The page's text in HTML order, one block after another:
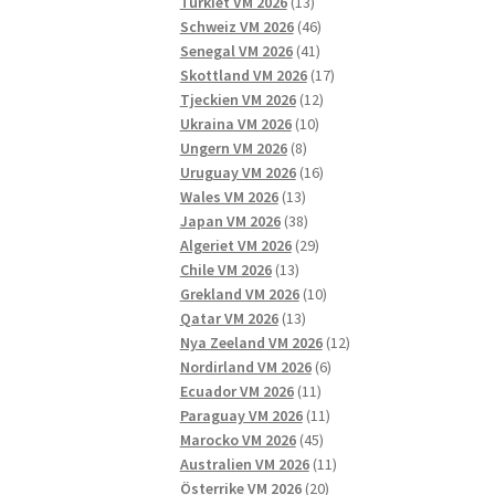
produkter
Schweiz VM 2026 4646
produkter
Senegal VM 2026 4141
produkter
Skottland VM 2026 1717
Tjeckien VM 2026 1212
produkter
Ukraina VM 2026 1010
Ungern VM 2026 88
produkter
Uruguay VM 2026 1616
Wales VM 2026 1313
produkter
Japan VM 2026 3838
produkter
Algeriet VM 2026 2929
Chile VM 2026 1313
produkter
Grekland VM 2026 1010
Qatar VM 2026 1313
produkter
Nya Zeeland VM 2026 1212
Nordirland VM 2026 66
Ecuador VM 2026 1111
produkter
Paraguay VM 2026 1111
Marocko VM 2026 4545
produkter
Australien VM 2026 1111
Österrike VM 2026 2020